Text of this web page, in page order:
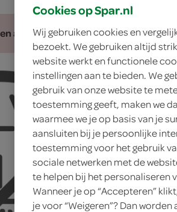
assortiment
1
in
Dit
Cookies op Spar.nl
Wij gebruiken cookies en
bezoekt. We gebruiken altijd
website werkt en functionele
instellingen aan te bieden. We
gebruik van onze website te
toestemming geeft, maken we
waarmee we je op basis van je
aansluiten bij je persoonlijke
toestemming voor het gebruik
sociale netwerken met de
te helpen bij het personaliseren
Wanneer je op “Accepteren”
je voor “Weigeren”? Dan